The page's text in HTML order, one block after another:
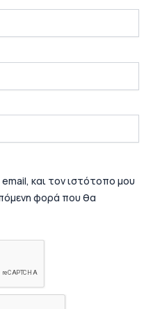
και τον ιστότοπο μου
φορά που θα